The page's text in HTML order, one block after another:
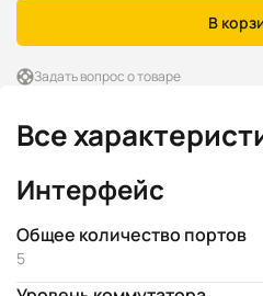
В
Задать вопрос о товаре
Все
Интерфейс
Общее количество портов
5